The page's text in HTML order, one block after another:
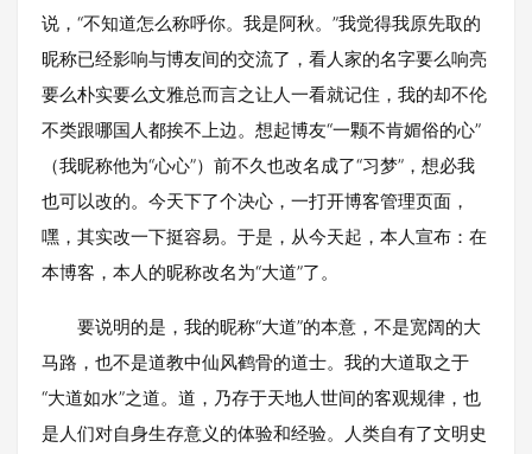
说，“不知道怎么称呼你。我是阿秋。”我觉得我原先取的
昵称已经影响与博友间的交流了，看人家的名字要么响亮
要么朴实要么文雅总而言之让人一看就记住，我的却不伦
不类跟哪国人都挨不上边。想起博友“一颗不肯媚俗的心”
（我昵称他为“心心”）前不久也改名成了“习梦”，想必我
也可以改的。今天下了个决心，一打开博客管理页面，
嘿，其实改一下挺容易。于是，从今天起，本人宣布：在
本博客，本人的昵称改名为“大道”了。
要说明的是，我的昵称“大道”的本意，不是宽阔的大
马路，也不是道教中仙风鹤骨的道士。我的大道取之于
“大道如水”之道。道，乃存于天地人世间的客观规律，也
是人们对自身生存意义的体验和经验。人类自有了文明史